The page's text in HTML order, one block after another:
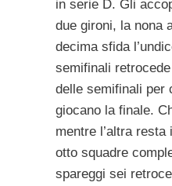
in serie D. Gli
due gironi, la nona
decima sfida
semifinali
delle semifinali per
giocano la finale.
mentre l’altra
otto squadre
spareggi sei